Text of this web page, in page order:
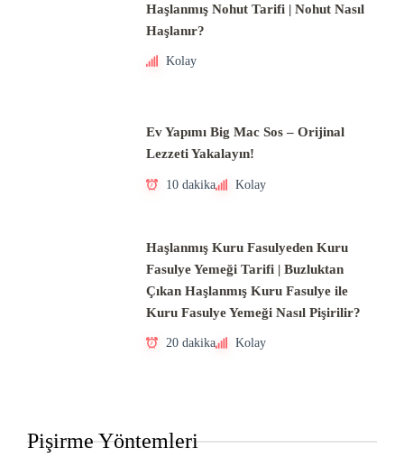
Haşlanmış Nohut Tarifi | Nohut Nasıl
Haşlanır?
Kolay
Ev Yapımı Big Mac Sos – Orijinal
Lezzeti Yakalayın!
10 dakika Kolay
Haşlanmış Kuru Fasulyeden Kuru
Fasulye Yemeği Tarifi | Buzluktan
Çıkan Haşlanmış Kuru Fasulye ile
Kuru Fasulye Yemeği Nasıl Pişirilir?
20 dakika Kolay
Pişirme Yöntemleri